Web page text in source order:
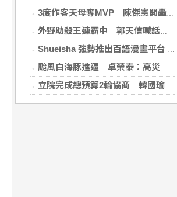
3度作客天母奪MVP 陳傑憲開轟擊退雙殺心魔
外野助殺王連霸中 郭天信喊話挑戰生涯百助殺
Shueisha 強勢推出百語漫畫平台 MANGA MILLION 大舉進軍全球市場
颱風白海豚進逼 卓榮泰：高災害潛勢區加強預防性整備
立院完成總預算2輪協商 韓國瑜：下週進行後續處理